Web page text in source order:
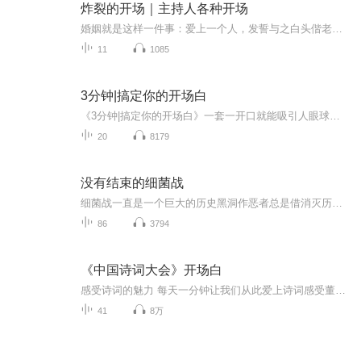
炸裂的开场｜主持人各种开场
11 1085
3分钟|搞定你的开场白
20 8179
没有结束的细菌战
86 3794
《中国诗词大会》开场白
41 8万